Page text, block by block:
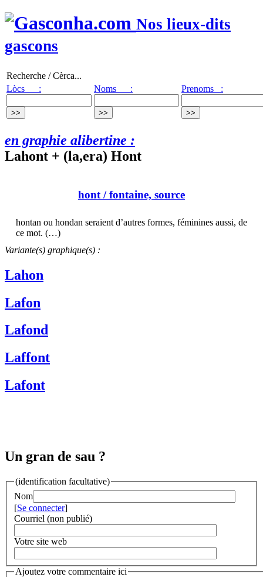
Nos lieux-dits
gascons
Recherche / Cèrca...
Lòcs :
Noms : Prenoms :
en graphie alibertine :
Lahont + (la,era) Hont
hont/ fontaine, source
hontan ou hondan seraient d’autres formes, féminines aussi, de
ce mot. (…)
Variante(s) graphique(s) :
Lahon
Lafon
Lafond
Laffont
Lafont
Un gran de sau ?
(identification facultative)
Nom
[Se connecter]
Courriel (non publié)
Votre site web
Ajoutez votre commentaire ici